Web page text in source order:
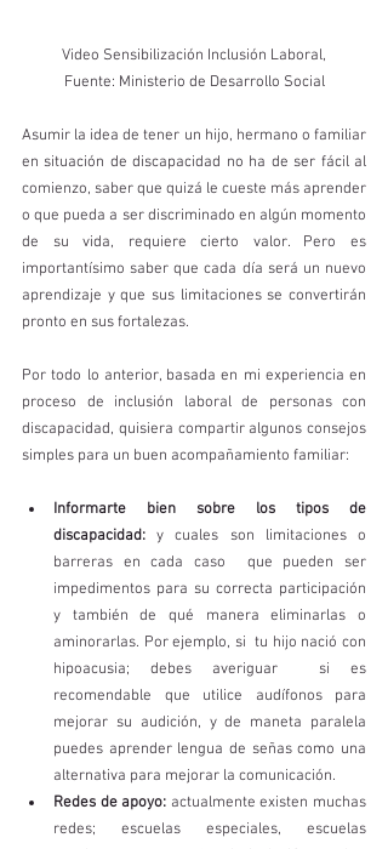
Video Sensibilización Inclusión Laboral,
Fuente: Ministerio de Desarrollo Social
Asumir la idea de tener un hijo, hermano o familiar
en situación de discapacidad no ha de ser fácil al
comienzo, saber que quizá le cueste más aprender
o que pueda a ser discriminado en algún momento
de su vida, requiere cierto valor. Pero es
importantísimo saber que cada día será un nuevo
aprendizaje y que sus limitaciones se convertirán
pronto en sus fortalezas.
Por todo lo anterior, basada en mi experiencia en
proceso de inclusión laboral de personas con
discapacidad, quisiera compartir algunos consejos
simples para un buen acompañamiento familiar:
Informarte bien sobre los tipos de
discapacidad: y cuales son limitaciones o
barreras en cada caso  que pueden ser
impedimentos para su correcta participación
y también de qué manera eliminarlas o
aminorarlas. Por ejemplo, si  tu hijo nació con
hipoacusia; debes averiguar  si es
recomendable que utilice audífonos para
mejorar su audición, y de maneta paralela
puedes aprender lengua de señas como una
alternativa para mejorar la comunicación.
Redes de apoyo: actualmente existen muchas
redes; escuelas especiales, escuelas